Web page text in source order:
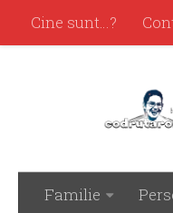
Cine sunt…?
Familie